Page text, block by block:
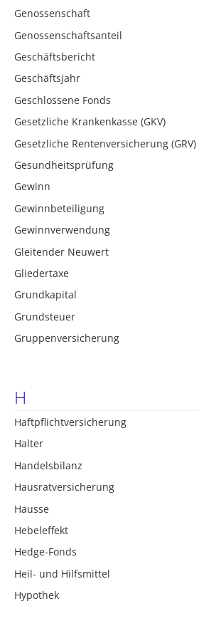
Genossenschaft
Genossenschaftsanteil
Geschäftsbericht
Geschäftsjahr
Geschlossene Fonds
Gesetzliche Krankenkasse (GKV)
Gesetzliche Rentenversicherung (GRV)
Gesundheitsprüfung
Gewinn
Gewinnbeteiligung
Gewinnverwendung
Gleitender Neuwert
Gliedertaxe
Grundkapital
Grundsteuer
Gruppenversicherung
H
Haftpflichtversicherung
Halter
Handelsbilanz
Hausratversicherung
Hausse
Hebeleffekt
Hedge-Fonds
Heil- und Hilfsmittel
Hypothek